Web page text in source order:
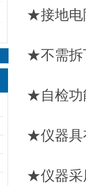
★接地电
★不需拆
★自检功
★仪器具
★仪器采